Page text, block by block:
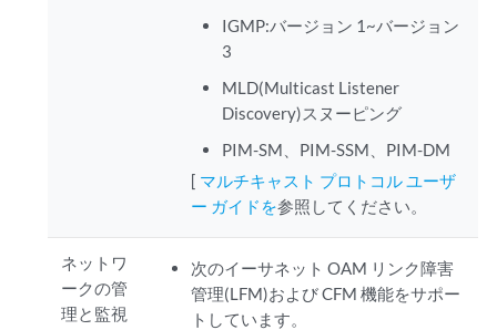
IGMP:バージョン 1~バージョン
3
MLD(Multicast Listener
Discovery)スヌーピング
PIM-SM、PIM-SSM、PIM-DM
[ マルチキャスト プロトコル ユーザ
ー ガイドを参照してください。
ネットワ
ークの管
理と監視
次のイーサネット OAM リンク障害
管理(LFM)および CFM 機能をサポー
トしています。